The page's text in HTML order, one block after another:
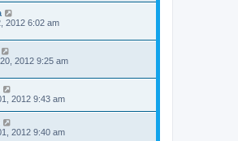
2012 6:02 am
2012 9:25 am
2012 9:43 am
2012 9:40 am